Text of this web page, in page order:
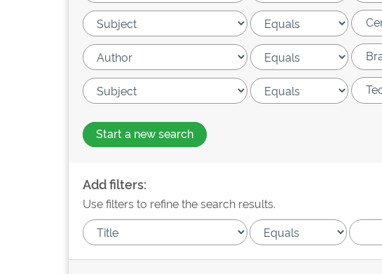
Start a new search
Add filters:
Use filters to refine the search results.